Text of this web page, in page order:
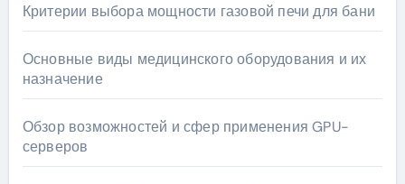
Критерии выбора мощности газовой печи для бани
Основные виды медицинского оборудования и их
назначение
Обзор возможностей и сфер применения GPU-
серверов